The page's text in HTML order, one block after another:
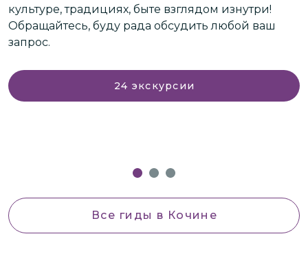
культуре, традициях, быте взглядом изнутри!
Обращайтесь, буду рада обсудить любой ваш
запрос.
24 экскурсии
Все гиды в Кочине